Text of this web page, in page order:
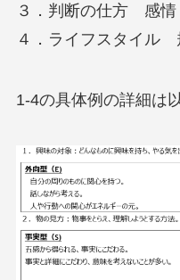
３．判断の仕方 感情
４．ライフスタイル
1-4の具体例の詳細は